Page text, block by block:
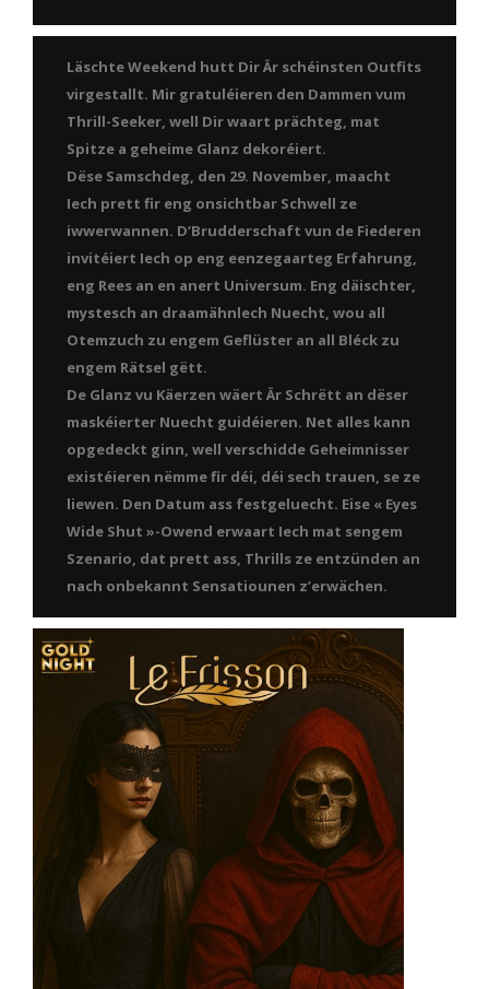
Läschte Weekend hutt Dir Är schéinsten Outfits
virgestallt. Mir gratuléieren den Dammen vum
Thrill-Seeker, well Dir waart prächteg, mat
Spitze a geheime Glanz dekoréiert.
Dëse Samschdeg, den 29. November, maacht
Iech prett fir eng onsichtbar Schwell ze
iwwerwannen. D’Brudderschaft vun de Fiederen
invitéiert Iech op eng eenzegaarteg Erfahrung,
eng Rees an en anert Universum. Eng däischter,
mystesch an draamähnlech Nuecht, wou all
Otemzuch zu engem Geflüster an all Bléck zu
engem Rätsel gëtt.
De Glanz vu Käerzen wäert Är Schrëtt an dëser
maskéierter Nuecht guidéieren. Net alles kann
opgedeckt ginn, well verschidde Geheimnisser
existéieren nëmme fir déi, déi sech trauen, se ze
liewen. Den Datum ass festgeluecht. Eise « Eyes
Wide Shut »-Owend erwaart Iech mat sengem
Szenario, dat prett ass, Thrills ze entzünden an
nach onbekannt Sensatiounen z’erwächen.